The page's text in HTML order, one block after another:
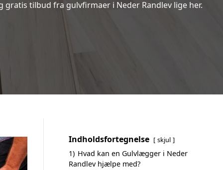
tilbud fra gulvfirmaer i Neder Randlev lige her.
Indholdsfortegnelse skjul
1) Hvad kan en Gulvlægger i Neder
Randlev hjælpe med?